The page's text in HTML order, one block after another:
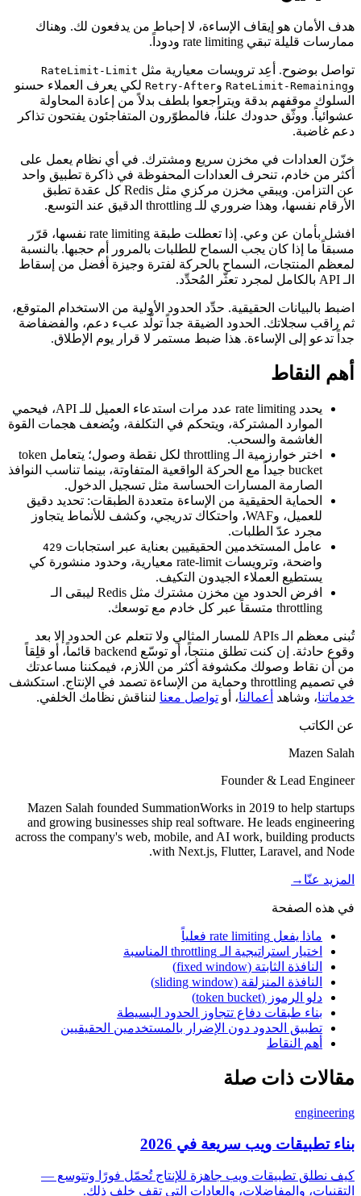
هدف الأمان هو إيقاف الإساءة، لا إحباط من يدفعون لك. وهناك
ممارسات قليلة تبقي rate limiting ودوداً.
تواصل بوضوح. أعِد ترويسات معيارية مثل RateLimit-Limit
وRateLimit-Remaining وRetry-After لكي يعرف العملاء حسنو
السلوك موقفهم بدقة ويتراجعوا بلطف بدلاً من إعادة المحاولة
عشوائياً. ووثّق حدودك علناً، فالمطوّرون المتفاجئون يفتحون تذاكر
دعم غاضبة.
خزّن العدادات في مخزن سريع ومشترك. في أي نظام يعمل على
أكثر من خادم، تنحرف العدادات المحفوظة في ذاكرة تطبيق واحد
عن التزامن. ويبقي مخزن مركزي مثل Redis كل عقدة تطبق
الأرقام نفسها، وهذا ضروري للـ throttling الدقيق عند التوسع.
افشل بأمان عن وعي. إذا تعطلت طبقة rate limiting نفسها، قرّر
مسبقاً ما إذا كان يجب السماح للطلبات بالمرور أم حجبها. بالنسبة
لمعظم المنتجات، السماح بالحركة لفترة وجيزة أفضل من إسقاط
الـ API بالكامل لمجرد تعثّر المُحدِّد.
اضبط بالبيانات الحقيقية. حدِّد الحدود الأولية من الاستخدام المتوقع،
ثم راقب سجلاتك. الحدود الضيقة جداً تولّد عبء دعم، والفضفاضة
جداً تدعو إلى الإساءة. هذا ضبط مستمر لا قرار يوم الإطلاق.
أهم النقاط
يحدد rate limiting عدد مرات استدعاء العميل للـ API، فيحمي
الموارد المشتركة، ويتحكم في التكلفة، ويُضعف هجمات القوة
الغاشمة والسحب.
اختر خوارزمية الـ throttling لكل نقطة وصول؛ يتعامل token
bucket جيداً مع الحركة الواقعية المتفاوتة، بينما تناسب النوافذ
الصارمة المسارات الحساسة مثل تسجيل الدخول.
الحماية الحقيقية من الإساءة متعددة الطبقات: تحديد دقيق
للعميل، وWAF، واحتكاك تدريجي، وكشف للأنماط يتجاوز
مجرد عدّ الطلبات.
عامل المستخدمين الحقيقيين بعناية عبر استجابات 429
واضحة، وترويسات rate-limit معيارية، وحدود منشورة كي
يستطيع العملاء الجيدون التكيف.
افرض الحدود من مخزن مشترك مثل Redis ليبقى الـ
throttling متسقاً عبر كل خادم مع توسعك.
تُبنى معظم الـ APIs للمسار المثالي ولا تتعلم عن الحدود إلا بعد
وقوع حادثة. إن كنت تطلق منتجاً، أو توسّع backend قائماً، أو قلِقاً
من أن نقاط وصولك مكشوفة أكثر من اللازم، فيمكننا مساعدتك
في تصميم throttling وحماية من الإساءة تصمد في الإنتاج. استكشف
خدماتنا، وشاهد أعمالنا، أو تواصل معنا لنناقش نظامك الخلفي.
عن الكاتب
Mazen Salah
Founder & Lead Engineer
Mazen Salah founded SummationWorks in 2019 to help startups
and growing businesses ship real software. He leads engineering
across the company's web, mobile, and AI work, building products
with Next.js, Flutter, Laravel, and Node.
المزيد عنّا →
في هذه الصفحة
ماذا يفعل rate limiting فعلياً
اختيار استراتيجية الـ throttling المناسبة
النافذة الثابتة (fixed window)
النافذة المنزلقة (sliding window)
دلو الرموز (token bucket)
بناء طبقات دفاع تتجاوز الحدود البسيطة
تطبيق الحدود دون الإضرار بالمستخدمين الحقيقيين
أهم النقاط
مقالات ذات صلة
engineering
بناء تطبيقات ويب سريعة في 2026
كيف نطلق تطبيقات ويب جاهزة للإنتاج تُحمّل فورًا وتتوسع —
التقنيات، والمفاضلات، والعادات التي تقف خلف ذلك.